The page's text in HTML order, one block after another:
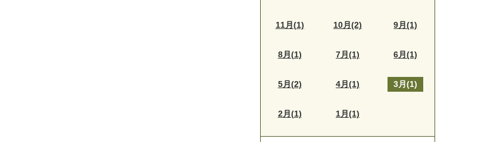
11月(1) 10月(2) 9月(1)
8月(1) 7月(1) 6月(1)
5月(2) 4月(1) 3月(1)
2月(1) 1月(1)